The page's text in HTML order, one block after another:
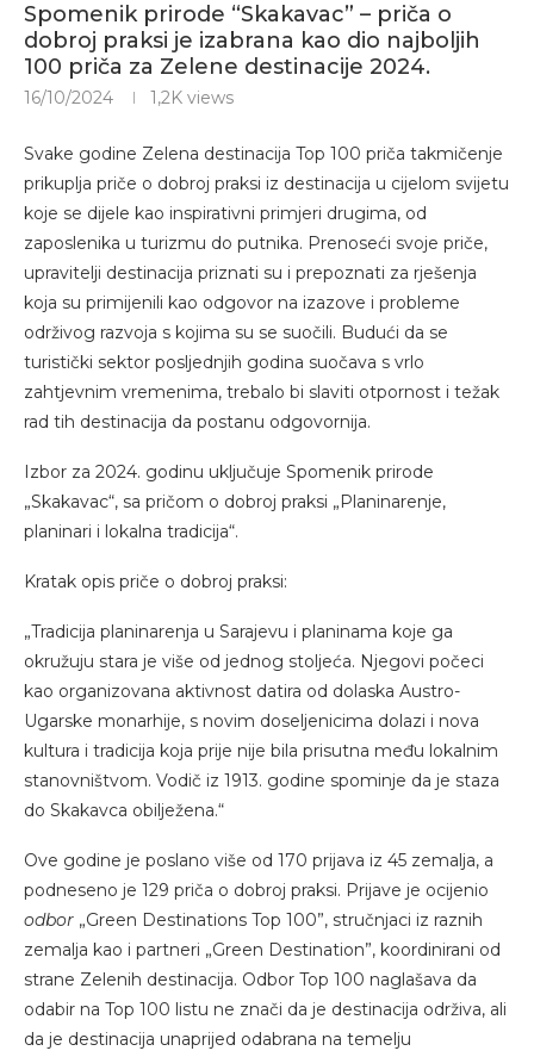
Spomenik prirode “Skakavac” – priča o
dobroj praksi je izabrana kao dio najboljih
100 priča za Zelene destinacije 2024.
16/10/2024 1,2K views
Svake godine Zelena destinacija Top 100 priča takmičenje
prikuplja priče o dobroj praksi iz destinacija u cijelom svijetu
koje se dijele kao inspirativni primjeri drugima, od
zaposlenika u turizmu do putnika. Prenoseći svoje priče,
upravitelji destinacija priznati su i prepoznati za rješenja
koja su primijenili kao odgovor na izazove i probleme
održivog razvoja s kojima su se suočili. Budući da se
turistički sektor posljednjih godina suočava s vrlo
zahtjevnim vremenima, trebalo bi slaviti otpornost i težak
rad tih destinacija da postanu odgovornija.
Izbor za 2024. godinu uključuje Spomenik prirode
„Skakavac“, sa pričom o dobroj praksi „Planinarenje,
planinari i lokalna tradicija“.
Kratak opis priče o dobroj praksi:
„Tradicija planinarenja u Sarajevu i planinama koje ga
okružuju stara je više od jednog stoljeća. Njegovi počeci
kao organizovana aktivnost datira od dolaska Austro-
Ugarske monarhije, s novim doseljenicima dolazi i nova
kultura i tradicija koja prije nije bila prisutna među lokalnim
stanovništvom. Vodič iz 1913. godine spominje da je staza
do Skakavca obilježena.“
Ove godine je poslano više od 170 prijava iz 45 zemalja, a
podneseno je 129 priča o dobroj praksi. Prijave je ocijenio
odbor „Green Destinations Top 100”, stručnjaci iz raznih
zemalja kao i partneri „Green Destination”, koordinirani od
strane Zelenih destinacija. Odbor Top 100 naglašava da
odabir na Top 100 listu ne znači da je destinacija održiva, ali
da je destinacija unaprijed odabrana na temelju